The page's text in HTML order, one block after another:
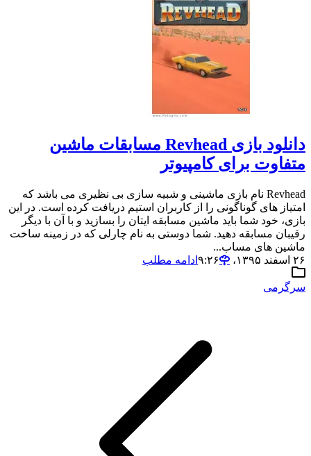
دانلود بازی Revhead مسابقات ماشین
متفاوت برای کامپیوتر
Revhead نام بازی ماشینی و شبیه سازی بی نظیری می باشد که
امتیاز های گوناگونی را از کاربران استیم دریافت کرده است. در این
بازی، خود شما باید ماشین مسابقه ایتان را بسازید و با آن با دیگر
رقیبان مسابقه دهید. شما دوستی به نام چارلی که در زمینه ساخت
ماشین های مساب...
۲۶ اسفند ۱۳۹۵،‏ ۹:۲۶
ادامه مطلب
سرگرمی